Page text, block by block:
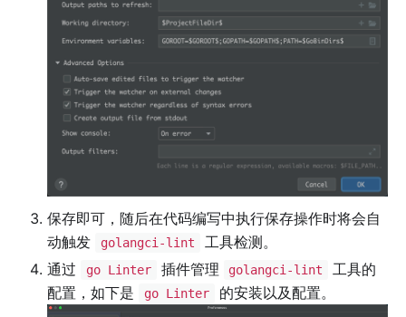
保存即可，随后在代码编写中执行保存操作时将会自
动触发
golangci-lint
工具检测。
通过
go Linter 插件管理 golangci-lint
工具的
配置，如下是
go Linter 的安装以及配置。